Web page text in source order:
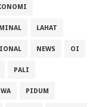
LAHAT
NEWS OI
PALI
PIDUM